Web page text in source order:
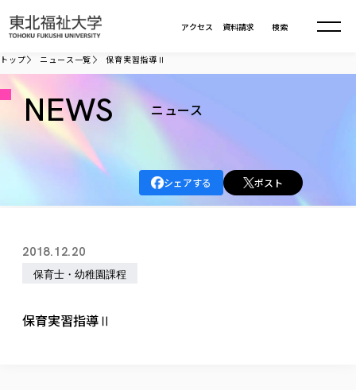
資料請求
アクセス 検索
大学について
建学の精神・教育の理念
教育方針
大学の概要
大学の歩み
大学の取り組み
社会連携・研究
情報公開
学部・大学院
学部・大学院TOP
総合福祉学部
福祉心理学科
共生まちづくり学部
教育学部
デジタルパンフ
トップ ニュース一覧 保育実習指導Ⅱ
NEWS ニュース
シェアする ポスト
2018.12.20
保育士・幼稚園課程
保育実習指導Ⅱ